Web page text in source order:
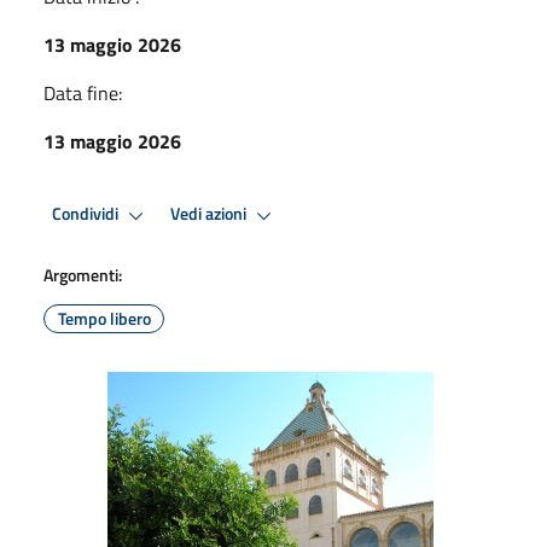
13 maggio 2026
Data fine:
13 maggio 2026
Condividi Vedi azioni
Argomenti:
Tempo libero